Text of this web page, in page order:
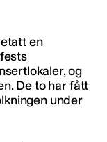
en
og
De to har fått
under